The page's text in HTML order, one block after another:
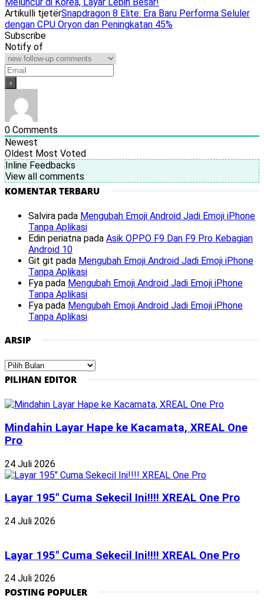
Artikulli tjetërSnapdragon 8 Elite: Era Baru Performa Seluler
dengan CPU Oryon dan Peningkatan 45%
Subscribe
Notify of
0 Comments
Newest
Oldest Most Voted
Inline Feedbacks
View all comments
KOMENTAR TERBARU
Salvira pada Mengubah Emoji Android Jadi Emoji iPhone
Tanpa Aplikasi
Edin periatna pada Asik OPPO F9 Dan F9 Pro Kebagian
Android 10
Git git pada Mengubah Emoji Android Jadi Emoji iPhone
Tanpa Aplikasi
Fya pada Mengubah Emoji Android Jadi Emoji iPhone
Tanpa Aplikasi
Fya pada Mengubah Emoji Android Jadi Emoji iPhone
Tanpa Aplikasi
ARSIP
Arsip
PILIHAN EDITOR
Mindahin Layar Hape ke Kacamata, XREAL One
Pro
24 Juli 2026
Layar 195″ Cuma Sekecil Ini!!!! XREAL One Pro
24 Juli 2026
Layar 195″ Cuma Sekecil Ini!!!! XREAL One Pro
24 Juli 2026
POSTING POPULER